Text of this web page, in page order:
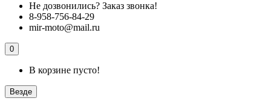
Не дозвонились? Заказ звонка!
8-958-756-84-29
mir-moto@mail.ru
0
В корзине пусто!
Везде